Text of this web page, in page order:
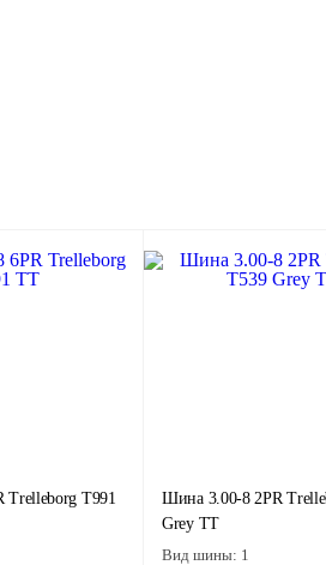
Trelleborg T991
Шина 3.00-8 2PR
Grey TT
Вид шины: 1